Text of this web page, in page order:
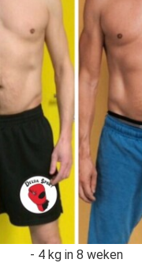
- 4 kg in 8 weken